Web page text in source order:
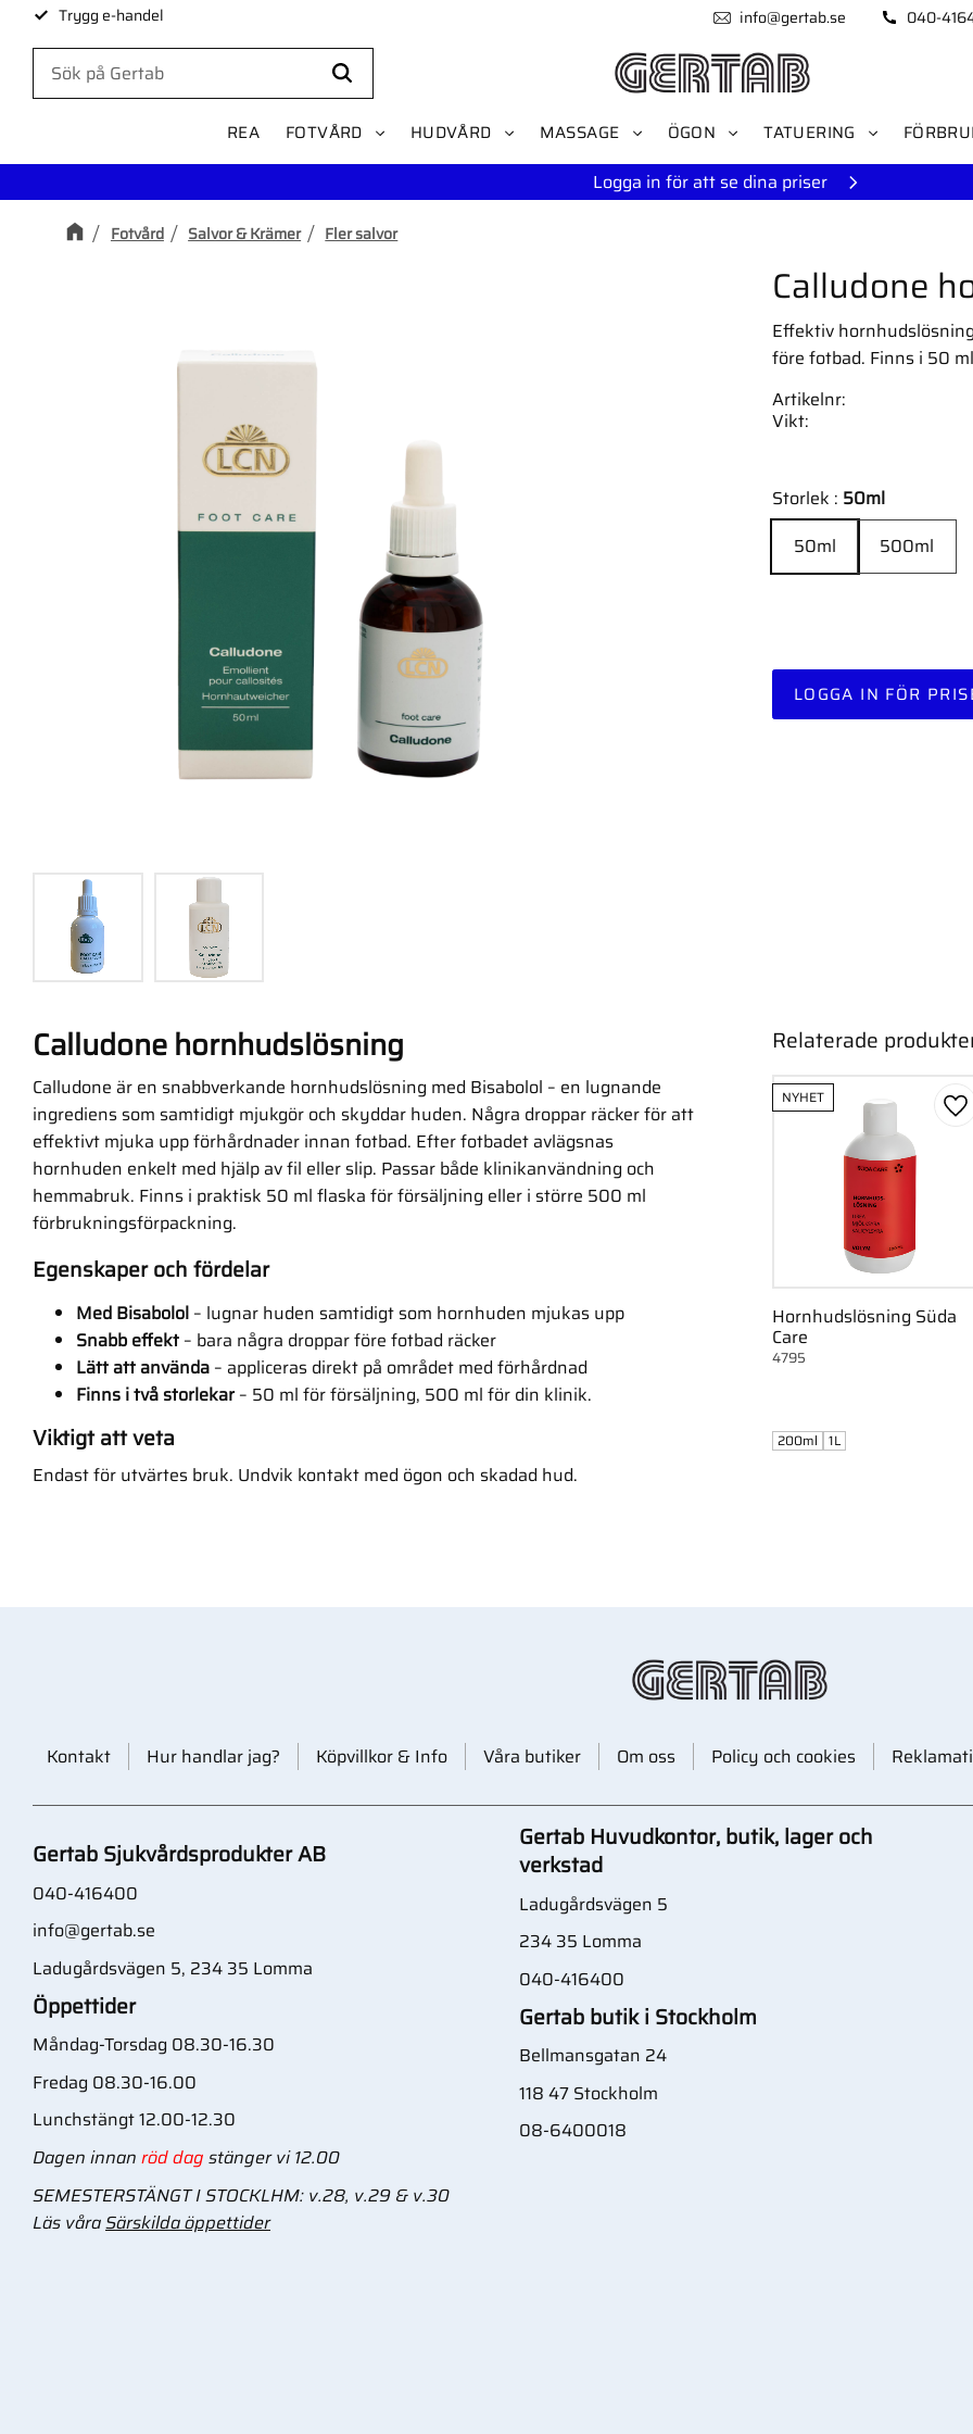
Trygg e-handel info@gertab.se 040-
REA FOTVÅRD HUDVÅRD MASSAGE ÖGON TATUERING
Logga in för att se dina priser
Fotvård Salvor & Krämer Fler salvor
Calludone
Effektiv
före fotbad. Finns i 50
Storlek : 50ml
50ml
500ml
LOGGA IN FÖR
Artikelnr
Vikt
Calludone hornhudslösning
Calludone är en snabbverkande hornhudslösning med Bisabolol – en lugnande
ingrediens som samtidigt mjukgör och skyddar huden. Några droppar räcker för att
effektivt mjuka upp förhårdnader innan fotbad. Efter fotbadet avlägsnas
hornhuden enkelt med hjälp av fil eller slip. Passar både klinikanvändning och
hemmabruk. Finns i praktisk 50 ml flaska för försäljning eller i större 500 ml
förbrukningsförpackning.
Egenskaper och fördelar
Med Bisabolol – lugnar huden samtidigt som hornhuden mjukas upp
Snabb effekt – bara några droppar före fotbad räcker
Lätt att använda – appliceras direkt på området med förhårdnad
Finns i två storlekar – 50 ml för försäljning, 500 ml för din klinik.
Viktigt att veta
Endast för utvärtes bruk. Undvik kontakt med ögon och skadad hud.
Relaterade
Hornhudslösning Süda
Care
4795
NYHET
200ml 1L
Kontakt Hur handlar jag? Köpvillkor & Info Våra butiker Om oss Policy och cookies
Gertab Sjukvårdsprodukter AB
040-416400
info@gertab.se
Ladugårdsvägen 5, 234 35 Lomma
Öppettider
Måndag-Torsdag 08.30-16.30
Fredag 08.30-16.00
Lunchstängt 12.00-12.30
Dagen innan röd dag stänger vi 12.00
SEMESTERSTÄNGT I STOCKLHM: v.28, v.29 & v.30
Läs våraSärskilda öppettider
Gertab Huvudkontor, butik, lager och
verkstad
Ladugårdsvägen 5
234 35 Lomma
040-416400
Gertab butik i Stockholm
Bellmansgatan 24
118 47 Stockholm
08-6400018